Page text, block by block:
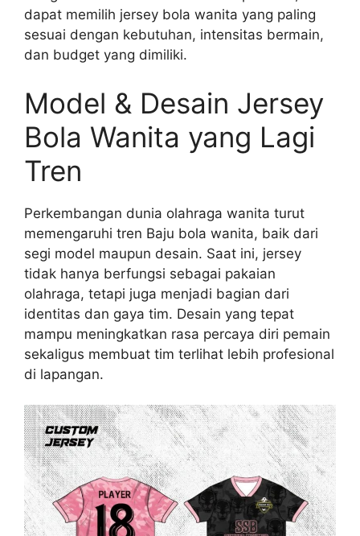
dapat memilih jersey bola wanita yang paling
sesuai dengan kebutuhan, intensitas bermain,
dan budget yang dimiliki.
Model & Desain Jersey
Bola Wanita yang Lagi
Tren
Perkembangan dunia olahraga wanita turut
memengaruhi tren Baju bola wanita, baik dari
segi model maupun desain. Saat ini, jersey
tidak hanya berfungsi sebagai pakaian
olahraga, tetapi juga menjadi bagian dari
identitas dan gaya tim. Desain yang tepat
mampu meningkatkan rasa percaya diri pemain
sekaligus membuat tim terlihat lebih profesional
di lapangan.